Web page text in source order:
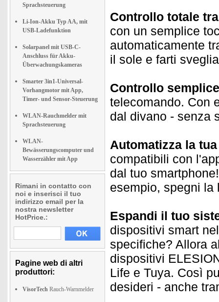
Sprachsteuerung
Li-Ion-Akku Typ AA, mit
USB-Ladefunktion
Solarpanel mit USB-C-
Anschluss für Akku-
Überwachungskameras
Smarter 3in1-Universal-
Vorhangmotor mit App,
Timer- und Sensor-Steuerung
WLAN-Rauchmelder mit
Sprachsteuerung
WLAN-
Bewässerungscomputer und
Wasserzähler mit App
Rimani in contatto con
noi e inserisci il tuo
indirizzo email per la
nostra newsletter
HotPrice.:
Pagine web di altri
produttori:
VisorTech Rauch-Warnmelder
Controllo totale
con un semplice
automaticamente
il sole e farti
Controllo
telecomando. Con
dal divano - senza
Automatizza la
compatibili con
dal tuo
esempio, spegni la
Espandi il tuo
dispositivi smart
specifiche? Allora
dispositivi
Life e Tuya. Così
desideri - anche